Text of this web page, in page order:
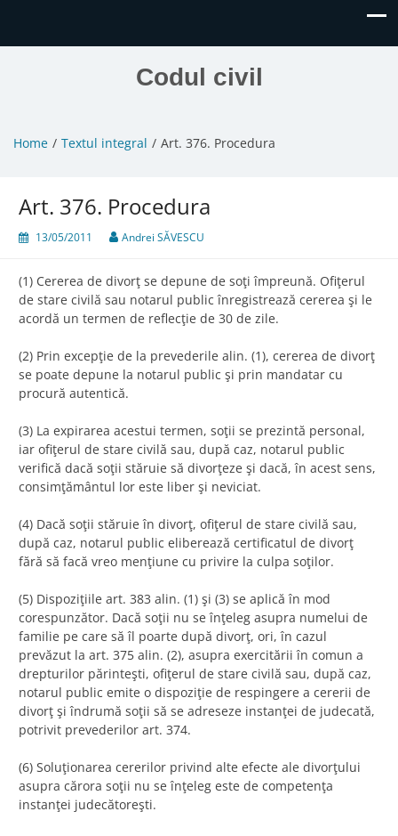
Codul civil
Home Textul integral Art. 376. Procedura
Art. 376. Procedura
13/05/2011 Andrei SĂVESCU
(1) Cererea de divorţ se depune de soţi împreună. Ofiţerul
de stare civilă sau notarul public înregistrează cererea şi le
acordă un termen de reflecţie de 30 de zile.
(2) Prin excepţie de la prevederile alin. (1), cererea de divorţ
se poate depune la notarul public şi prin mandatar cu
procură autentică.
(3) La expirarea acestui termen, soţii se prezintă personal,
iar ofiţerul de stare civilă sau, după caz, notarul public
verifică dacă soţii stăruie să divorţeze şi dacă, în acest sens,
consimţământul lor este liber şi neviciat.
(4) Dacă soţii stăruie în divorţ, ofiţerul de stare civilă sau,
după caz, notarul public eliberează certificatul de divorţ
fără să facă vreo menţiune cu privire la culpa soţilor.
(5) Dispoziţiile art. 383 alin. (1) şi (3) se aplică în mod
corespunzător. Dacă soţii nu se înţeleg asupra numelui de
familie pe care să îl poarte după divorţ, ori, în cazul
prevăzut la art. 375 alin. (2), asupra exercitării în comun a
drepturilor părinteşti, ofiţerul de stare civilă sau, după caz,
notarul public emite o dispoziţie de respingere a cererii de
divorţ şi îndrumă soţii să se adreseze instanţei de judecată,
potrivit prevederilor art. 374.
(6) Soluţionarea cererilor privind alte efecte ale divorţului
asupra cărora soţii nu se înţeleg este de competenţa
instanţei judecătoreşti.